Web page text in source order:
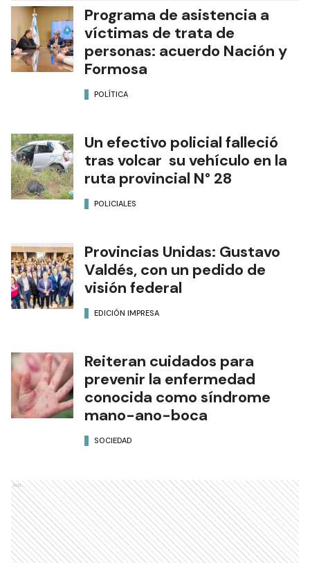
Programa de asistencia a
víctimas de trata de
personas: acuerdo Nación y
Formosa
POLÍTICA
Un efectivo policial falleció
tras volcar su vehículo en la
ruta provincial N° 28
POLICIALES
Provincias Unidas: Gustavo
Valdés, con un pedido de
visión federal
EDICIÓN IMPRESA
Reiteran cuidados para
prevenir la enfermedad
conocida como síndrome
mano-ano-boca
SOCIEDAD
Ads